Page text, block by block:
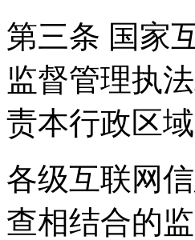
第三条 国家
监督管理执
责本行政区
各级互联网
查相结合的